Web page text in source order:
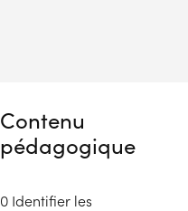
Contenu
pédagogique
0 Identifier les